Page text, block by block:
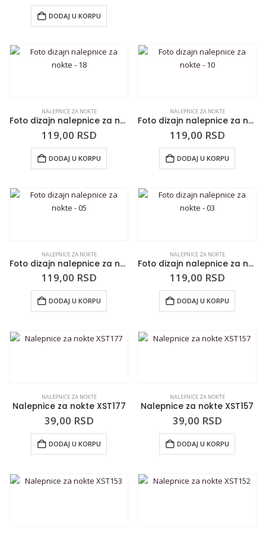
DODAJ U KORPU
NALEPNICE ZA NOKTE
Foto dizajn nalepnice za nokte – 18
119,00 RSD
DODAJ U KORPU
NALEPNICE ZA NOKTE
Foto dizajn nalepnice za nokte – 10
119,00 RSD
DODAJ U KORPU
NALEPNICE ZA NOKTE
Foto dizajn nalepnice za nokte – 05
119,00 RSD
DODAJ U KORPU
NALEPNICE ZA NOKTE
Foto dizajn nalepnice za nokte – 03
119,00 RSD
DODAJ U KORPU
NALEPNICE ZA NOKTE
Nalepnice za nokte XST177
39,00 RSD
DODAJ U KORPU
NALEPNICE ZA NOKTE
Nalepnice za nokte XST157
39,00 RSD
DODAJ U KORPU